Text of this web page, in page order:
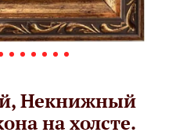
Некнижный
на холсте.